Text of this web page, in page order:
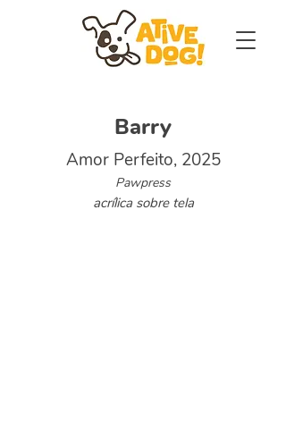
Barry
Amor Perfeito, 2025
Pawpress
acrílica sobre tela